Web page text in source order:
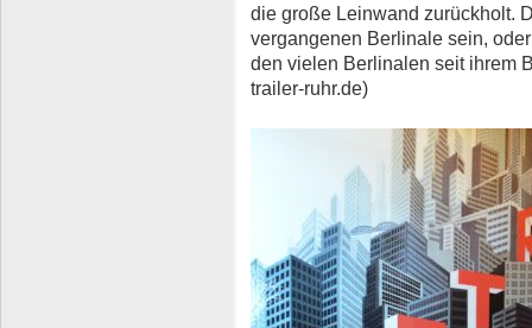
die große Leinwand zurückholt.
vergangenen Berlinale sein,
den vielen Berlinalen seit ihrem
trailer-ruhr.de)